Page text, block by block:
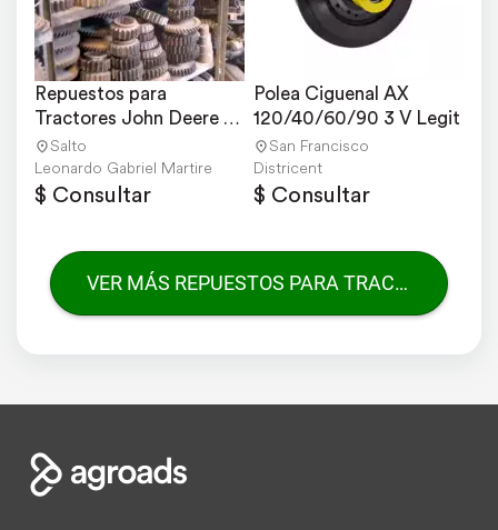
Repuestos para
Tractores John Deere
730 Envio a Todo el Pais
Salto
Leonardo Gabriel Martire
$ Consultar
Polea Ciguenal AX
120/40/60/90 3 V Legit
San Francisco
Districent
$ Consultar
VER MÁS REPUESTOS PARA TRACTORES